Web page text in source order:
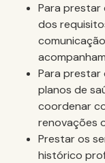
Para prestar
dos
Para prestar
planos de
coordenar
renovações
Prestar os
histórico